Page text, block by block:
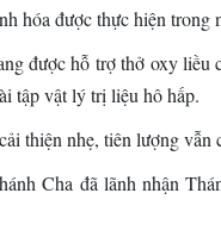
hóa được thực hiện
được hỗ trợ thở oxy liều
tập vật lý trị liệu hô hấp.
thiện nhẹ, tiên lượng vẫn
Cha đã lãnh nhận